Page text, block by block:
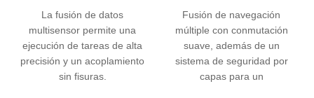
La fusión de datos
multisensor permite una
ejecución de tareas de alta
precisión y un acoplamiento
sin fisuras.
Fusión de navegación
múltiple con conmutación
suave, además de un
sistema de seguridad por
capas para un